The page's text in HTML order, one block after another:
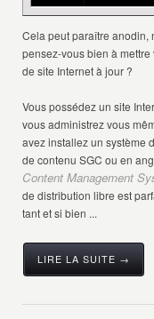
Cela peut paraître anodin,
pensez-vous bien à mettre
de site Internet à jour ?
Vous possédez un site
vous administrez vous
avez installez un système
de contenu SGC ou en
Content Management
de distribution libre est
tant et si bien ...
LIRE LA SUITE →